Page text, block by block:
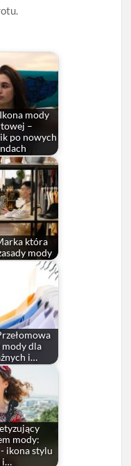
mody
–
po nowych
która
mody
mody dla
i…
mody:
ikona stylu
i…